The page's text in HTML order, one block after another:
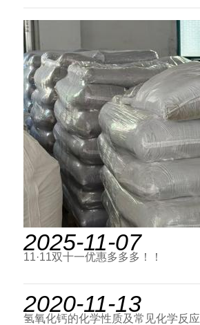
2025-11-07
11·11双十一优惠多多多！！
2020-11-13
氢氧化钙的化学性质及常见化学反应